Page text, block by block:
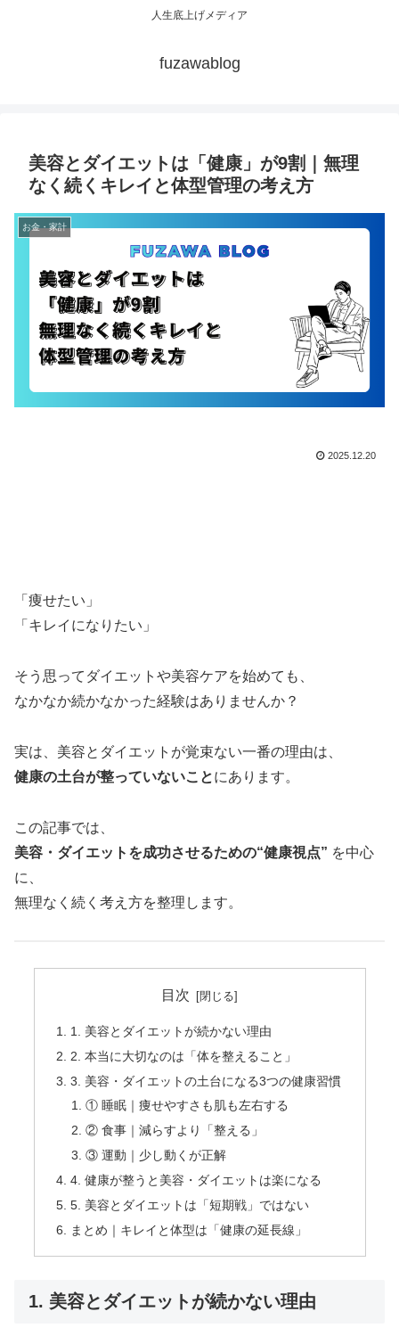
人生底上げメディア
fuzawablog
美容とダイエットは「健康」が9割｜無理
なく続くキレイと体型管理の考え方
お金・家計
2025.12.20
「痩せたい」
「キレイになりたい」
そう思ってダイエットや美容ケアを始めても、
なかなか続かなかった経験はありませんか？
実は、美容とダイエットが覚束ない一番の理由は、
健康の土台が整っていないことにあります。
この記事では、
美容・ダイエットを成功させるための“健康視点” を中心
に、
無理なく続く考え方を整理します。
目次
1. 美容とダイエットが続かない理由
2. 本当に大切なのは「体を整えること」
3. 美容・ダイエットの土台になる3つの健康習慣
① 睡眠｜痩せやすさも肌も左右する
② 食事｜減らすより「整える」
③ 運動｜少し動くが正解
4. 健康が整うと美容・ダイエットは楽になる
5. 美容とダイエットは「短期戦」ではない
まとめ｜キレイと体型は「健康の延長線」
1. 美容とダイエットが続かない理由